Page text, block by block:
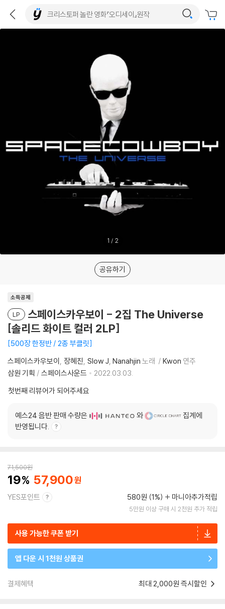
1 / 2
공유하기
소득공제
LP
스페이스카우보이 - 2집 The Universe
[솔리드 화이트 컬러 2LP]
500장 한정반 / 2종 부클릿
스페이스카우보이 장혜진 Slow J Nanahjin 노래 Kwon 연주
삼원 기획 / 스페이스사운드
2022.03.03.
첫번째 리뷰어가 되어주세요
예스24 음반 판매 수량은 와
집계에
반영됩니다.
71,500원
19 57,900
YES포인트 580원 (1%) 마니아추가적립
5만원 이상 구매 시 2천원 추가 적립
사용 가능한 쿠폰 받기
앱 다운 시 1천원 상품권
결제혜택 최대 2,000원 즉시할인